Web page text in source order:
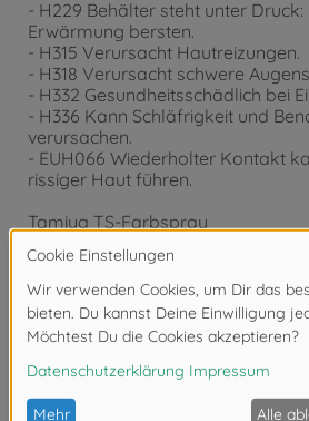
- H229 Behälter steht unter Druck:
Erwärmung bersten.
- H315 Verursacht Hautreizungen.
- H318 Verursacht schwere
- H332 Gesundheitsschädlich bei
- H336 Kann Schläfrigkeit und
verursachen.
- EUH066 Wiederholter Kontakt
rissiger Haut führen.
Tamiya TS-Farbspray
TS-13 Klarlack glänzend
Inhalt: 100 ml
Achtung!Nicht für Kinder unter 14